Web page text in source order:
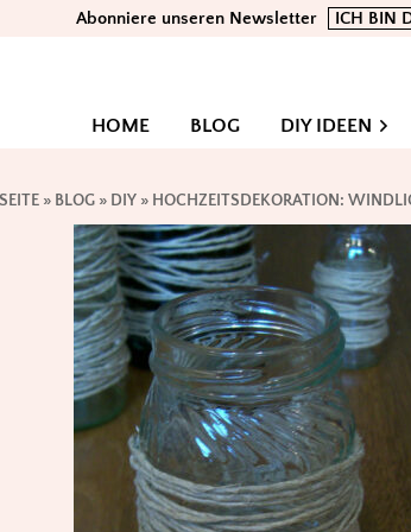
Abonniere unseren Newsletter ICH BIN
HOME BLOG DIY IDEEN
» BLOG» DIY» HOCHZEITSDEKORATION: